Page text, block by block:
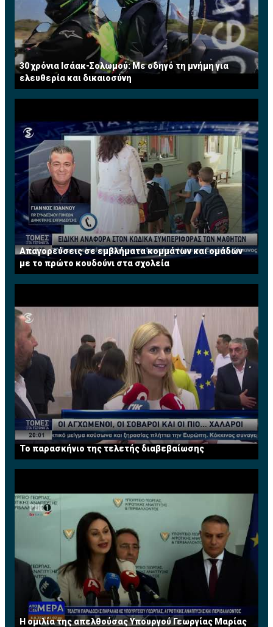
30 χρόνια Ισάακ-Σολωμού: Με οδηγό τη μνήμη για
ελευθερία και δικαιοσύνη
Απαγορεύσεις σε εμβλήματα κομμάτων και ομάδων
με το πρώτο κουδούνι στα σχολεία
Το παρασκήνιο της τελετής διαβεβαίωσης
Η ομιλία της απελθούσας Υπουργού Γεωργίας Μαρίας